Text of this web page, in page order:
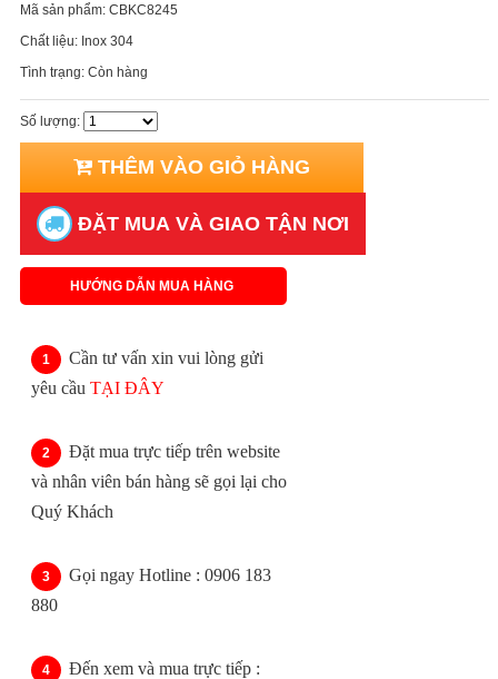
Mã sản phẩm: CBKC8245
Chất liệu: Inox 304
Tình trạng: Còn hàng
Số lượng:
THÊM VÀO GIỎ HÀNG
ĐẶT MUA VÀ GIAO TẬN NƠI
HƯỚNG DẪN MUA HÀNG
Cần tư vấn xin vui lòng gửi
yêu cầu TẠI ĐÂY
Đặt mua trực tiếp trên website
và nhân viên bán hàng sẽ gọi lại cho
Quý Khách
Gọi ngay Hotline : 0906 183
880
Đến xem và mua trực tiếp :